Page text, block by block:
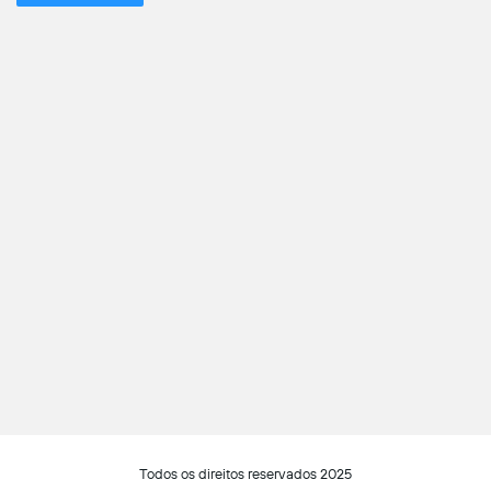
Todos os direitos reservados 2025